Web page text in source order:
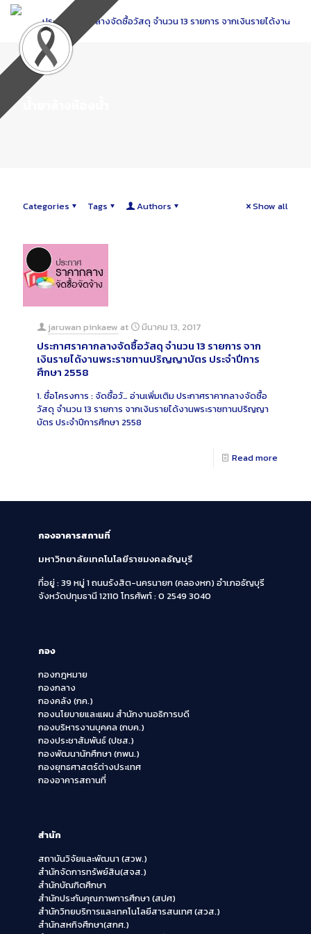
Skip
Content
Categories Tags Authors Show all
Long Description
jaruwan pinkaew at มีนาคม 13, 2017
ประกาศราคากลางจัดซื้อวัสดุ จำนวน 13 รายการ จาก
เงินรายได้งานพระราชทานปริญญาบัตร ประจำปีการ
ศึกษา 2558
1. ชื่อโครงการ : จัดซื้อวั…อ่านเพิ่มเติมประกาศราคากลางจัดซื้อ
วัสดุ จำนวน 13 รายการ จากเงินรายได้งานพระราชทานปริญญา
บัตร ประจำปีการศึกษา 2558
Read more
กองอาคารสถานที่
มหาวิทยาลัยเทคโนโลยีราชมงคลธัญบุรี
ที่อยู่ : 39 หมู่ 1 ถนนรังสิต-นครนายก (คลองหก)อำเภอธัญบุรี
จังหวัดปทุมธานี 12110 โทรศัพท์ : 0 2549 3040
กอง
กองกฎหมาย
กองกลาง
กองคลัง (กค.)
กองนโยบายและแผน สำนักงานอธิการบดี
กองบริหารงานบุคคล (กบค.)
กองประชาสัมพันธ์ (ปชส.)
กองพัฒนานักศึกษา (กพน.)
กองยุทธศาสตร์ต่างประเทศ
กองอาคารสถานที่
สำนัก
สถาบันวิจัยและพัฒนา (สวพ.)
สำนักจัดการทรัพย์สิน(สจส.)
สำนักบัณฑิตศึกษา
สำนักประกันคุณภาพการศึกษา (สปศ)
สำนักวิทยบริการและเทคโนโลยีสารสนเทศ (สวส.)
สำนักสหกิจศึกษา(สกศ.)